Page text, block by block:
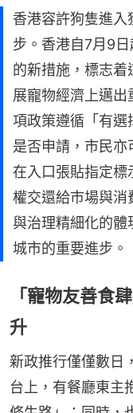
香港容許狗隻進
步。香港自7月9
的新措施，標志
展寵物經濟上邁
項政策遵循「有選
是否申請，市民
在入口張貼指定標
權交還給市場與消
與治理精細化的體
城市的重要進步。
「寵物友善食
升
新政推行僅僅數日
台上，有餐廳東主